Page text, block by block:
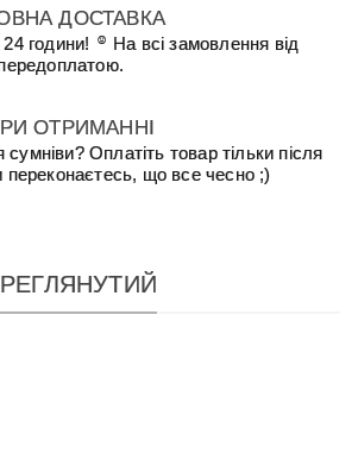
ДОСТАВКА
години! ☺ На всі замовлення від
ОТРИМАННІ
Оплатіть товар тільки після
переконаєтесь, що все чесно ;)